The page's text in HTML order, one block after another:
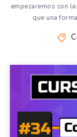
empezaremos con
que una